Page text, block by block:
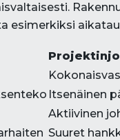
esimerkiksi
Itsenäinen
Aktiivinen
Suuret